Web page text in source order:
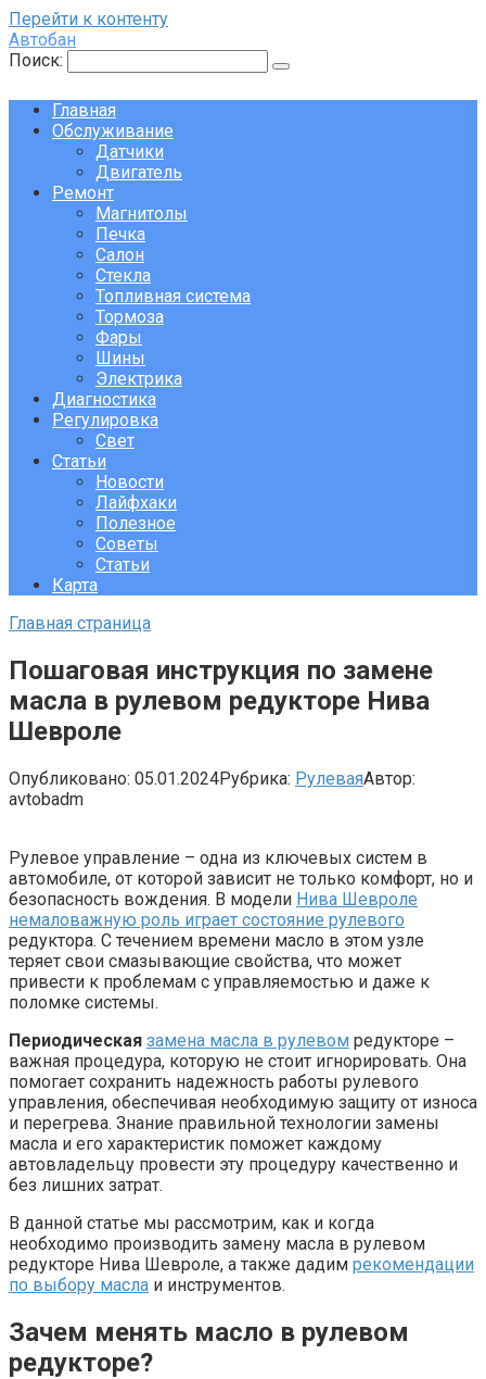
Перейти к контенту
Автобан
Поиск:
Главная
Обслуживание
Датчики
Двигатель
Ремонт
Магнитолы
Печка
Салон
Стекла
Топливная система
Тормоза
Фары
Шины
Электрика
Диагностика
Регулировка
Свет
Статьи
Новости
Лайфхаки
Полезное
Советы
Статьи
Карта
Главная страница
Пошаговая инструкция по замене
масла в рулевом редукторе Нива
Шевроле
Опубликовано: 05.01.2024Рубрика: РулеваяАвтор:
avtobadm
Рулевое управление – одна из ключевых систем в
автомобиле, от которой зависит не только комфорт, но и
безопасность вождения. В модели Нива Шевроле
немаловажную роль играет состояние рулевого
редуктора. С течением времени масло в этом узле
теряет свои смазывающие свойства, что может
привести к проблемам с управляемостью и даже к
поломке системы.
Периодическая замена масла в рулевом редукторе –
важная процедура, которую не стоит игнорировать. Она
помогает сохранить надежность работы рулевого
управления, обеспечивая необходимую защиту от износа
и перегрева. Знание правильной технологии замены
масла и его характеристик поможет каждому
автовладельцу провести эту процедуру качественно и
без лишних затрат.
В данной статье мы рассмотрим, как и когда
необходимо производить замену масла в рулевом
редукторе Нива Шевроле, а также дадим рекомендации
по выбору масла и инструментов.
Зачем менять масло в рулевом
редукторе?